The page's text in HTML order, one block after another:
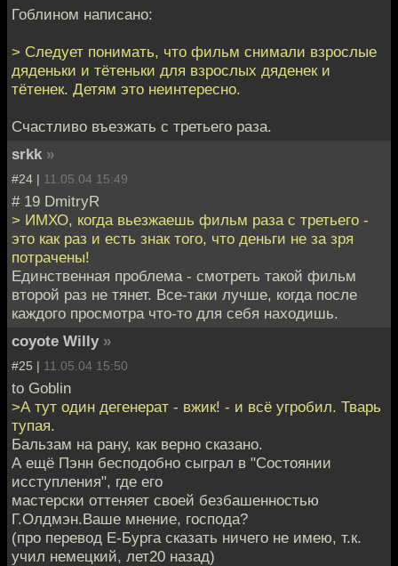
Гоблином написано:
> Следует понимать, что фильм снимали взрослые
дяденьки и тётеньки для взрослых дяденек и
тётенек. Детям это неинтересно.
Счастливо въезжать с третьего раза.
srkk »
#24 | 11.05.04 15:49
# 19 DmitryR
> ИМХО, когда вьезжаешь фильм раза с третьего -
это как раз и есть знак того, что деньги не за зря
потрачены!
Единственная проблема - смотреть такой фильм
второй раз не тянет. Все-таки лучше, когда после
каждого просмотра что-то для себя находишь.
coyote Willy »
#25 | 11.05.04 15:50
to Goblin
>А тут один дегенерат - вжик! - и всё угробил. Тварь
тупая.
Бальзам на рану, как верно сказано.
А ещё Пэнн бесподобно сыграл в "Состоянии
исступления", где его
мастерски оттеняет своей безбашенностью
Г.Олдмэн.Ваше мнение, господа?
(про перевод Е-Бурга сказать ничего не имею, т.к.
учил немецкий, лет20 назад)